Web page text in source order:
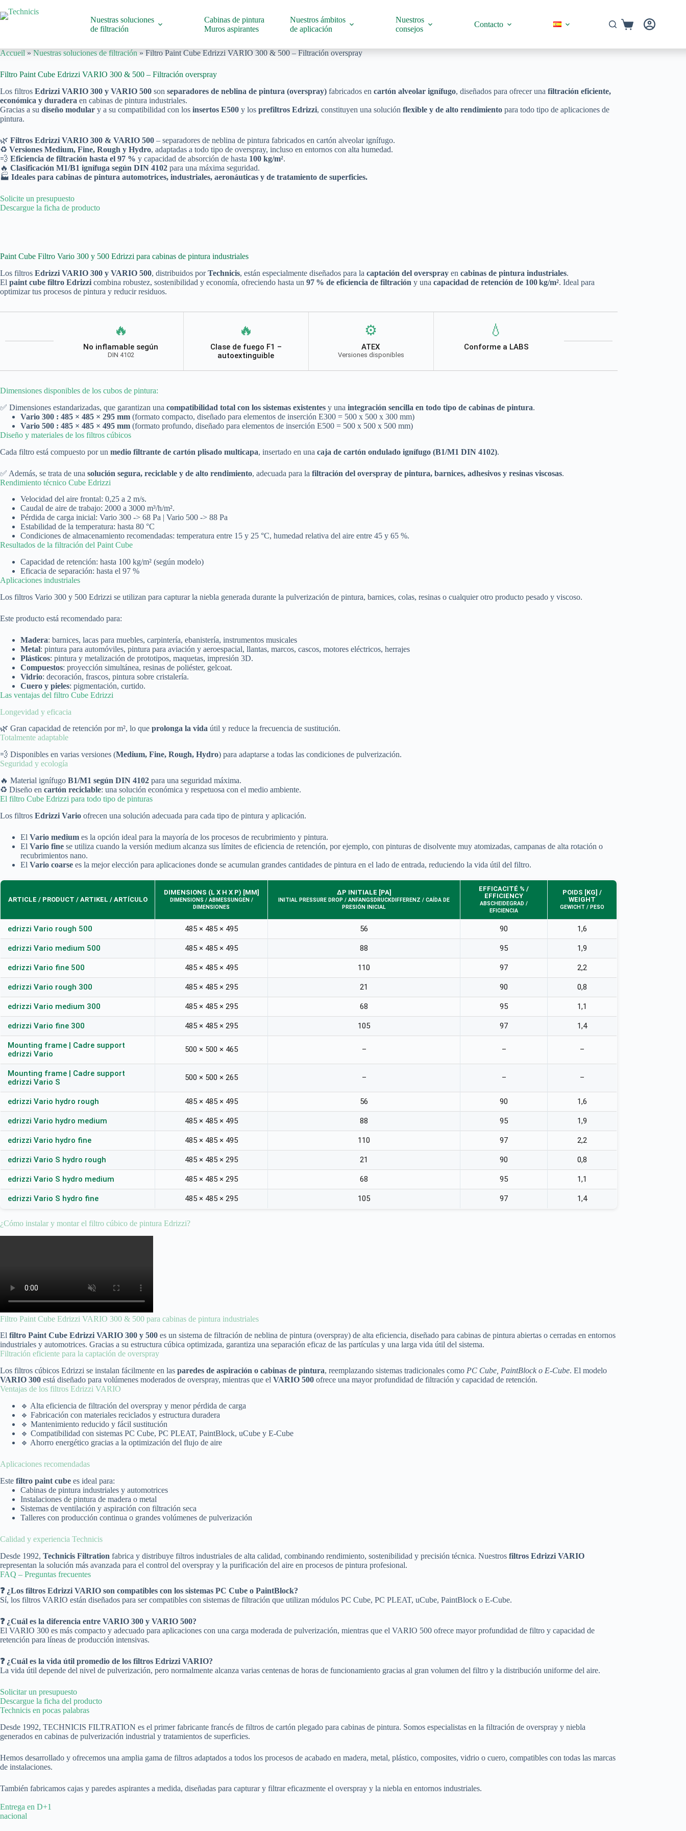
al
contenido
Nuestras soluciones
de filtración
Cabinas de pintura
Muros aspirantes
Nuestros ámbitos
de aplicación
Nuestros
consejos
Contacto
Carro
de
Accueil » Nuestras soluciones de filtración » Filtro Paint Cube Edrizzi VARIO 300 & 500 – Filtración overspray
Filtro Paint Cube Edrizzi VARIO 300 & 500 – Filtración overspray
Los filtros Edrizzi VARIO 300 y VARIO 500 son separadores de neblina de pintura (overspray) fabricados en cartón alveolar ignífugo, diseñados para ofrecer una filtración eficiente,
económica y duradera en cabinas de pintura industriales.
Gracias a su diseño modular y a su compatibilidad con los insertos E500 y los prefiltros Edrizzi, constituyen una solución flexible y de alto rendimiento para todo tipo de aplicaciones de
pintura.
🌿 Filtros Edrizzi VARIO 300 & VARIO 500 – separadores de neblina de pintura fabricados en cartón alveolar ignífugo.
♻️ Versiones Medium, Fine, Rough y Hydro, adaptadas a todo tipo de overspray, incluso en entornos con alta humedad.
💨 Eficiencia de filtración hasta el 97 % y capacidad de absorción de hasta 100 kg/m².
🔥 Clasificación M1/B1 ignífuga según DIN 4102 para una máxima seguridad.
🏭 Ideales para cabinas de pintura automotrices, industriales, aeronáuticas y de tratamiento de superficies.
Solicite un presupuesto
Descargue la ficha de producto
Paint Cube Filtro Vario 300 y 500 Edrizzi para cabinas de pintura industriales
Los filtros Edrizzi VARIO 300 y VARIO 500, distribuidos porTechnicis, están especialmente diseñados para la captación del overspray en cabinas de pintura industriales.
El paint cube filtro Edrizzi combina robustez, sostenibilidad y economía, ofreciendo hasta un 97 % de eficiencia de filtración y una capacidad de retención de 100 kg/m². Ideal para
optimizar tus procesos de pintura y reducir residuos.
🔥
No inflamable según
DIN 4102
🔥
Clase de fuego F1 –
autoextinguible
⚙️
ATEX
Versiones disponibles
💧
Conforme a LABS
Dimensiones disponibles de los cubos de pintura:
✅ Dimensiones estandarizadas, que garantizan una compatibilidad total con los sistemas existentes y una integración sencilla en todo tipo de cabinas de pintura.
Vario 300 : 485 × 485 × 295 mm (formato compacto, diseñado para elementos de inserción E300 = 500 x 500 x 300 mm)
Vario 500 : 485 × 485 × 495 mm (formato profundo, diseñado para elementos de inserción E500 = 500 x 500 x 500 mm)
Diseño y materiales de los filtros cúbicos
Cada filtro está compuesto por un medio filtrante de cartón plisado multicapa, insertado en una caja de cartón ondulado ignífugo (B1/M1 DIN 4102).
✅ Además, se trata de una solución segura, reciclable y de alto rendimiento, adecuada para la filtración del overspray de pintura, barnices, adhesivos y resinas viscosas.
Rendimiento técnico Cube Edrizzi
Velocidad del aire frontal: 0,25 a 2 m/s.
Caudal de aire de trabajo: 2000 a 3000 m³/h/m².
Pérdida de carga inicial: Vario 300 -> 68 Pa | Vario 500 -> 88 Pa
Estabilidad de la temperatura: hasta 80 °C
Condiciones de almacenamiento recomendadas: temperatura entre 15 y 25 °C, humedad relativa del aire entre 45 y 65 %.
Resultados de la filtración del Paint Cube
Capacidad de retención: hasta 100 kg/m² (según modelo)
Eficacia de separación: hasta el 97 %
Aplicaciones industriales
Los filtros Vario 300 y 500 Edrizzi se utilizan para capturar la niebla generada durante la pulverización de pintura, barnices, colas, resinas o cualquier otro producto pesado y viscoso.
Este producto está recomendado para:
Madera: barnices, lacas para muebles, carpintería, ebanistería, instrumentos musicales
Metal: pintura para automóviles, pintura para aviación y aeroespacial, llantas, marcos, cascos, motores eléctricos, herrajes
Plásticos: pintura y metalización de prototipos, maquetas, impresión 3D.
Compuestos: proyección simultánea, resinas de poliéster, gelcoat.
Vidrio: decoración, frascos, pintura sobre cristalería.
Cuero y pieles: pigmentación, curtido.
Las ventajas del filtro Cube Edrizzi
Longevidad y eficacia
🌿 Gran capacidad de retención por m², lo que prolonga la vida útil y reduce la frecuencia de sustitución.
Totalmente adaptable
💨 Disponibles en varias versiones (Medium, Fine, Rough, Hydro) para adaptarse a todas las condiciones de pulverización.
Seguridad y ecología
🔥 Material ignífugo B1/M1 según DIN 4102 para una seguridad máxima.
♻️ Diseño en cartón reciclable: una solución económica y respetuosa con el medio ambiente.
El filtro Cube Edrizzi para todo tipo de pinturas
Los filtros Edrizzi Vario ofrecen una solución adecuada para cada tipo de pintura y aplicación.
El Vario medium es la opción ideal para la mayoría de los procesos de recubrimiento y pintura.
El Vario fine se utiliza cuando la versión medium alcanza sus límites de eficiencia de retención, por ejemplo, con pinturas de disolvente muy atomizadas, campanas de alta rotación o
recubrimientos nano.
El Vario coarse es la mejor elección para aplicaciones donde se acumulan grandes cantidades de pintura en el lado de entrada, reduciendo la vida útil del filtro.
ARTICLE / PRODUCT / ARTIKEL / ARTÍCULO
DIMENSIONS (L X H X P) [MM]
DIMENSIONS / ABMESSUNGEN /
DIMENSIONES
ΔP INITIALE [PA]
INITIAL PRESSURE DROP / ANFANGSDRUCKDIFFERENZ / CAÍDA DE
PRESIÓN INICIAL
EFFICACITÉ % /
EFFICIENCY
ABSCHEIDEGRAD /
EFICIENCIA
POIDS [KG] /
WEIGHT
GEWICHT / PESO
edrizzi Vario rough 500 485 × 485 × 495 56 90 1,6
edrizzi Vario medium 500 485 × 485 × 495 88 95 1,9
edrizzi Vario fine 500 485 × 485 × 495 110 97 2,2
edrizzi Vario rough 300 485 × 485 × 295 21 90 0,8
edrizzi Vario medium 300 485 × 485 × 295 68 95 1,1
edrizzi Vario fine 300 485 × 485 × 295 105 97 1,4
Mounting frame | Cadre support
edrizzi Vario
500 × 500 × 465 – – –
Mounting frame | Cadre support
edrizzi Vario S
500 × 500 × 265 – – –
edrizzi Vario hydro rough 485 × 485 × 495 56 90 1,6
edrizzi Vario hydro medium 485 × 485 × 495 88 95 1,9
edrizzi Vario hydro fine 485 × 485 × 495 110 97 2,2
edrizzi Vario S hydro rough 485 × 485 × 295 21 90 0,8
edrizzi Vario S hydro medium 485 × 485 × 295 68 95 1,1
edrizzi Vario S hydro fine 485 × 485 × 295 105 97 1,4
¿Cómo instalar y montar el filtro cúbico de pintura Edrizzi?
Filtro Paint Cube Edrizzi VARIO 300 & 500 para cabinas de pintura industriales
El filtro Paint Cube Edrizzi VARIO 300 y 500 es un sistema de filtración de neblina de pintura (overspray) de alta eficiencia, diseñado para cabinas de pintura abiertas o cerradas en entornos
industriales y automotrices. Gracias a su estructura cúbica optimizada, garantiza una separación eficaz de las partículas y una larga vida útil del sistema.
Filtración eficiente para la captación de overspray
Los filtros cúbicos Edrizzi se instalan fácilmente en las paredes de aspiración o cabinas de pintura, reemplazando sistemas tradicionales como PC Cube, PaintBlock o E-Cube. El modelo
VARIO 300 está diseñado para volúmenes moderados de overspray, mientras que el VARIO 500 ofrece una mayor profundidad de filtración y capacidad de retención.
Ventajas de los filtros Edrizzi VARIO
🔹 Alta eficiencia de filtración del overspray y menor pérdida de carga
🔹 Fabricación con materiales reciclados y estructura duradera
🔹 Mantenimiento reducido y fácil sustitución
🔹 Compatibilidad con sistemas PC Cube, PC PLEAT, PaintBlock, uCube y E-Cube
🔹 Ahorro energético gracias a la optimización del flujo de aire
Aplicaciones recomendadas
Este filtro paint cube es ideal para:
Cabinas de pintura industriales y automotrices
Instalaciones de pintura de madera o metal
Sistemas de ventilación y aspiración con filtración seca
Talleres con producción continua o grandes volúmenes de pulverización
Calidad y experiencia Technicis
Desde 1992, Technicis Filtration fabrica y distribuye filtros industriales de alta calidad, combinando rendimiento, sostenibilidad y precisión técnica. Nuestros filtros Edrizzi VARIO
representan la solución más avanzada para el control del overspray y la purificación del aire en procesos de pintura profesional.
FAQ – Preguntas frecuentes
❓ ¿Los filtros Edrizzi VARIO son compatibles con los sistemas PC Cube o PaintBlock?
Sí, los filtros VARIO están diseñados para ser compatibles con sistemas de filtración que utilizan módulos PC Cube, PC PLEAT, uCube, PaintBlock o E-Cube.
❓ ¿Cuál es la diferencia entre VARIO 300 y VARIO 500?
El VARIO 300 es más compacto y adecuado para aplicaciones con una carga moderada de pulverización, mientras que el VARIO 500 ofrece mayor profundidad de filtro y capacidad de
retención para líneas de producción intensivas.
❓ ¿Cuál es la vida útil promedio de los filtros Edrizzi VARIO?
La vida útil depende del nivel de pulverización, pero normalmente alcanza varias centenas de horas de funcionamiento gracias al gran volumen del filtro y la distribución uniforme del aire.
Solicitar un presupuesto
Descargue la ficha del producto
Technicis en pocas palabras​
Desde 1992, TECHNICIS FILTRATION es el primer fabricante francés de filtros de cartón plegado para cabinas de pintura. Somos especialistas en la filtración de overspray y niebla
generados en cabinas de pulverización industrial y tratamientos de superficies.
Hemos desarrollado y ofrecemos una amplia gama de filtros adaptados a todos los procesos de acabado en madera, metal, plástico, composites, vidrio o cuero, compatibles con todas las marcas
de instalaciones.
También fabricamos cajas y paredes aspirantes a medida, diseñadas para capturar y filtrar eficazmente el overspray y la niebla en entornos industriales.
Entrega en D+1
nacional